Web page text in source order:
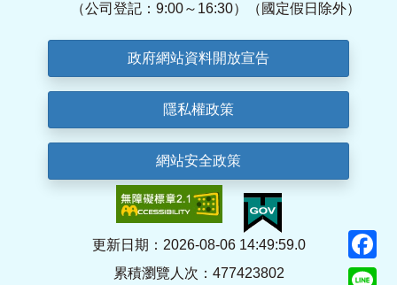
（公司登記：9:00～16:30）（國定假日除外）
政府網站資料開放宣告
隱私權政策
網站安全政策
更新日期：2026-08-06 14:49:59.0
累積瀏覽人次：477423802